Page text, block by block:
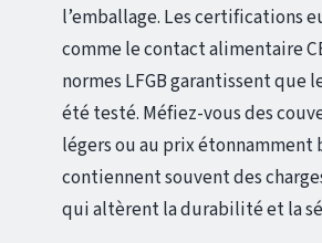
l’emballage. Les certifications
comme le contact alimentaire
normes LFGB garantissent que
été testé. Méfiez-vous des
légers ou au prix étonnamment
contiennent souvent des
qui altèrent la durabilité et la